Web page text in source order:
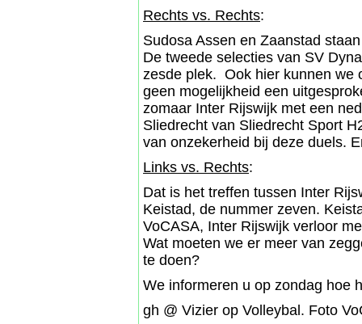
Rechts vs. Rechts:
Sudosa Assen en Zaanstad
De tweede selecties van SV
zesde plek. Ook hier kunnen we
geen mogelijkheid een
zomaar Inter Rijswijk met een
Sliedrecht van Sliedrecht Sport
van onzekerheid bij deze duels.
Links vs. Rechts:
Dat is het treffen tussen Inter
Keistad, de nummer zeven.
VoCASA, Inter Rijswijk verloor
Wat moeten we er meer van
te doen?
We informeren u op zondag hoe
gh @ Vizier op Volleybal. Foto